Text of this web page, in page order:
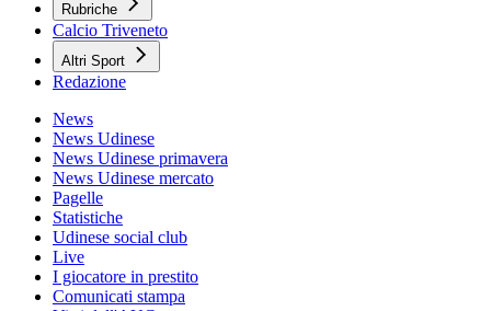
Rubriche
Calcio Triveneto
Altri Sport
Redazione
News
News Udinese
News Udinese primavera
News Udinese mercato
Pagelle
Statistiche
Udinese social club
Live
I giocatore in prestito
Comunicati stampa